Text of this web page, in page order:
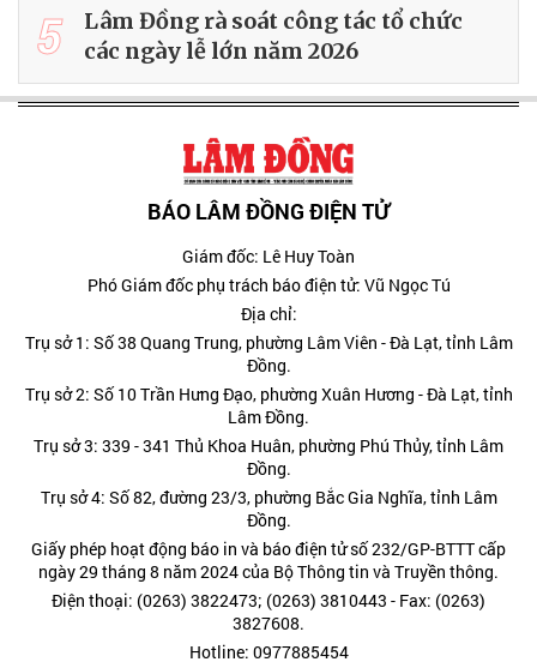
5
Lâm Đồng rà soát công tác tổ chức
các ngày lễ lớn năm 2026
BÁO LÂM ĐỒNG ĐIỆN TỬ
Giám đốc: Lê Huy Toàn
Phó Giám đốc phụ trách báo điện tử: Vũ Ngọc Tú
Địa chỉ:
Trụ sở 1: Số 38 Quang Trung, phường Lâm Viên - Đà Lạt, tỉnh Lâm
Đồng.
Trụ sở 2: Số 10 Trần Hưng Đạo, phường Xuân Hương - Đà Lạt, tỉnh
Lâm Đồng.
Trụ sở 3: 339 - 341 Thủ Khoa Huân, phường Phú Thủy, tỉnh Lâm
Đồng.
Trụ sở 4: Số 82, đường 23/3, phường Bắc Gia Nghĩa, tỉnh Lâm
Đồng.
Giấy phép hoạt động báo in và báo điện tử số 232/GP-BTTT cấp
ngày 29 tháng 8 năm 2024 của Bộ Thông tin và Truyền thông.
Điện thoại: (0263) 3822473; (0263) 3810443 - Fax: (0263)
3827608.
Hotline: 0977885454